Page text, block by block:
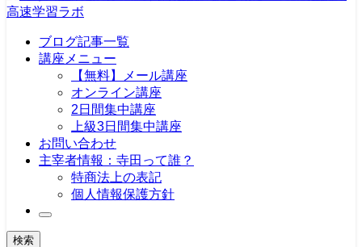
ブログ記事一覧
講座メニュー
【無料】メール講座
オンライン講座
2日間集中講座
上級3日間集中講座
お問い合わせ
主宰者情報：寺田って誰？
特商法上の表記
個人情報保護方針
検索